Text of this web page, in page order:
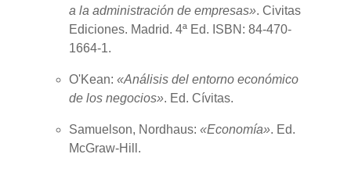
a la administración de empresas». Civitas
Ediciones. Madrid. 4ª Ed. ISBN: 84-470-
1664-1.
O'Kean: «Análisis del entorno económico
de los negocios». Ed. Cívitas.
Samuelson, Nordhaus: «Economía». Ed.
McGraw-Hill.